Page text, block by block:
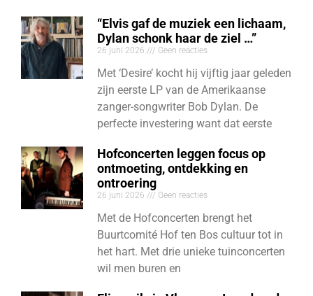
“Elvis gaf de muziek een lichaam,
Dylan schonk haar de ziel …”
26 juni 2026 Geen reacties
Met ‘Desire’ kocht hij vijftig jaar geleden
zijn eerste LP van de Amerikaanse
zanger-songwriter Bob Dylan. De
perfecte investering want dat eerste
Hofconcerten leggen focus op
ontmoeting, ontdekking en
ontroering
26 juni 2026 Geen reacties
Met de Hofconcerten brengt het
Buurtcomité Hof ten Bos cultuur tot in
het hart. Met drie unieke tuinconcerten
wil men buren en